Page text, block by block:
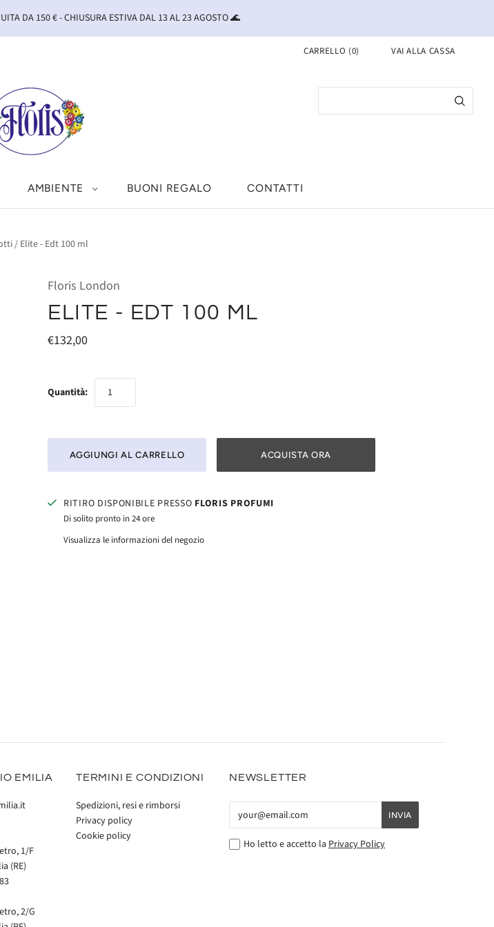
DA 150 € - CHIUSURA ESTIVA DAL 13 AL 23 AGOSTO 🌊
CARRELLO (0) VAI ALLA CASSA
AMBIENTE BUONI REGALO CONTATTI
/ Elite - Edt 100 ml
Floris London
ELITE - EDT 100 ML
€132,00
Quantità:
ACQUISTA ORA
RITIRO DISPONIBILE PRESSO FLORIS PROFUMI
Di solito pronto in 24 ore
Visualizza le informazioni del negozio
EMILIA
1/F
(RE)
2/G
TERMINI E CONDIZIONI
Spedizioni, resi e rimborsi
Privacy policy
Cookie policy
NEWSLETTER
Ho letto e accetto la Privacy Policy